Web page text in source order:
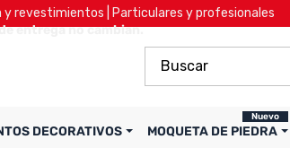
revestimientos | Particulares y profesionales
entrega no cambian.
DECORATIVOS MOQUETA DE PIEDRA
Nuevo